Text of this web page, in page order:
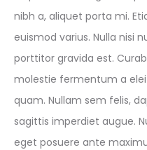
nibh a, aliquet porta mi.
euismod varius. Nulla nisi
porttitor gravida est.
molestie fermentum a
quam. Nullam sem felis,
sagittis imperdiet augue.
eget posuere ante